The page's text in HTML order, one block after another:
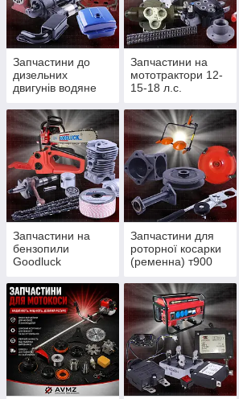
Запчастини до
дизельних
двигунів водяне
Запчастини на
мототрактори 12-
15-18 л.с.
Запчастини на
бензопили
Goodluck
350/352, St180
Запчастини для
роторної косарки
(ременна) т900